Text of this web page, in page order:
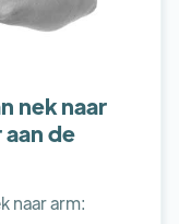
nek naar
de
naar arm: